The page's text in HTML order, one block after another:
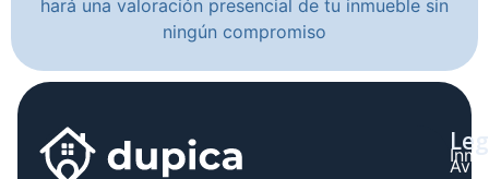
hará una valoración presencial de tu inmueble sin
ningún compromiso